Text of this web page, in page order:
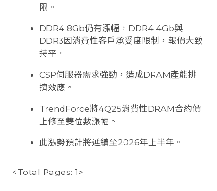
限。
DDR4 8Gb仍有漲幅，DDR4 4Gb與
DDR3因消費性客戶承受度限制，報價大致
持平。
CSP伺服器需求強勁，造成DRAM產能排
擠效應。
TrendForce將4Q25消費性DRAM合約價
上修至雙位數漲幅。
此漲勢預計將延續至2026年上半年。
<Total Pages: 1>